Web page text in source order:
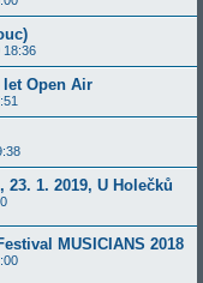
18:36
Open Air
1. 2019, U Holečků
MUSICIANS 2018